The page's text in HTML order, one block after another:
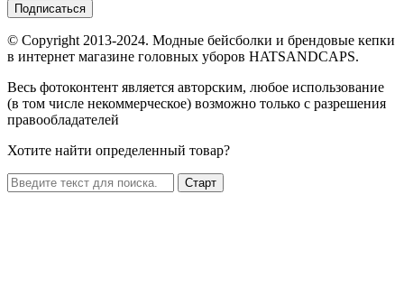
Подписаться
© Copyright 2013-2024. Модные бейсболки и брендовые кепки
в интернет магазине головных уборов HATSANDCAPS.
Весь фотоконтент является авторским, любое использование
(в том числе некоммерческое) возможно только с разрешения
правообладателей
Хотите найти определенный товар?
Старт